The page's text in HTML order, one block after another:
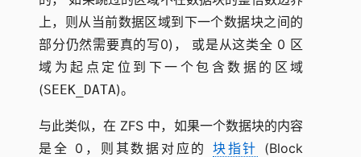
上，则从当前数据区域到下一个数据块之间的
部分仍然需要真的写0)， 或是从这类全 0 区
域为起点定位到下一个包含数据的区域
(SEEK_DATA)。
与此类似，在 ZFS 中，如果一个数据块的内容
是全 0，则其数据对应的 块指针 (Block